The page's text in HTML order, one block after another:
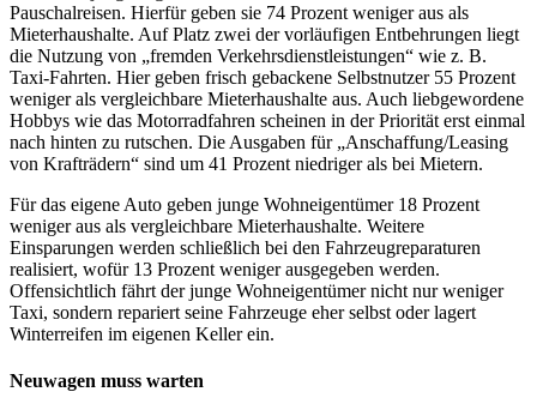
Pauschalreisen. Hierfür geben sie 74 Prozent weniger aus als
Mieterhaushalte. Auf Platz zwei der vorläufigen Entbehrungen liegt
die Nutzung von „fremden Verkehrsdienstleistungen“ wie z. B.
Taxi-Fahrten. Hier geben frisch gebackene Selbstnutzer 55 Prozent
weniger als vergleichbare Mieterhaushalte aus. Auch liebgewordene
Hobbys wie das Motorradfahren scheinen in der Priorität erst einmal
nach hinten zu rutschen. Die Ausgaben für „Anschaffung/Leasing
von Krafträdern“ sind um 41 Prozent niedriger als bei Mietern.
Für das eigene Auto geben junge Wohneigentümer 18 Prozent
weniger aus als vergleichbare Mieterhaushalte. Weitere
Einsparungen werden schließlich bei den Fahrzeugreparaturen
realisiert, wofür 13 Prozent weniger ausgegeben werden.
Offensichtlich fährt der junge Wohneigentümer nicht nur weniger
Taxi, sondern repariert seine Fahrzeuge eher selbst oder lagert
Winterreifen im eigenen Keller ein.
Neuwagen muss warten